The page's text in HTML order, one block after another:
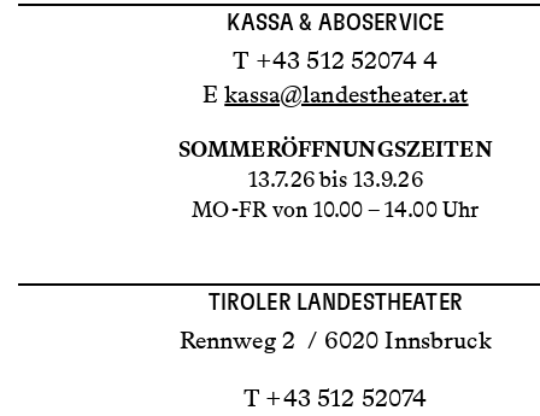
KASSA & ABOSERVICE
T +43 512 52074 4
Ekassa@landestheater.at
SOMMERÖFFNUNGSZEITEN
13.7.26 bis 13.9.26
MO-FR von 10.00 – 14.00 Uhr
TIROLER LANDESTHEATER
Rennweg 2 / 6020 Innsbruck
T +43 512 52074